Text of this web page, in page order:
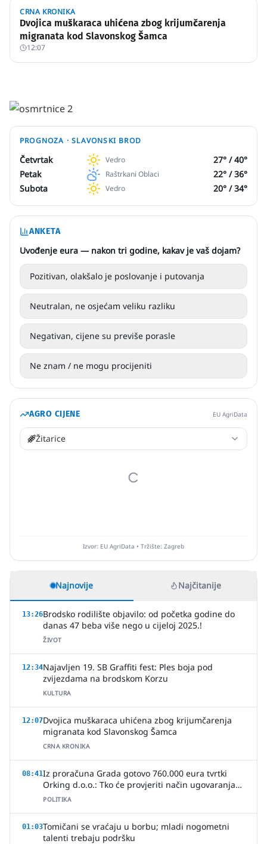
CRNA KRONIKA
Dvojica muškaraca uhićena zbog krijumčarenja
migranata kod Slavonskog Šamca
12:07
PROGNOZA ·SLAVONSKI BROD
Četvrtak Vedro 27° /40°
Petak
Raštrkani Oblaci 22° /36°
Subota
Vedro 20° /34°
ANKETA
Uvođenje eura — nakon tri godine, kakav je vaš dojam?
Pozitivan, olakšalo je poslovanje i putovanja
Neutralan, ne osjećam veliku razliku
Negativan, cijene su previše porasle
Ne znam / ne mogu procijeniti
AGRO CIJENE EU AgriData
Žitarice
Izvor: EU AgriData • Tržište: Zagreb
Najnovije Najčitanije
13:26Brodsko rodilište objavilo: od početka godine do
danas 47 beba više nego u cijeloj 2025.!
ŽIVOT
12:34Najavljen 19. SB Graffiti fest: Ples boja pod
zvijezdama na brodskom Korzu
KULTURA
12:07Dvojica muškaraca uhićena zbog krijumčarenja
migranata kod Slavonskog Šamca
CRNA KRONIKA
08:41Iz proračuna Grada gotovo 760.000 eura tvrtki
Orking d.o.o.: Tko će provjeriti način ugovaranja
poslova?
POLITIKA
01:03Tomičani se vraćaju u borbu; mladi nogometni
talenti trebaju podršku